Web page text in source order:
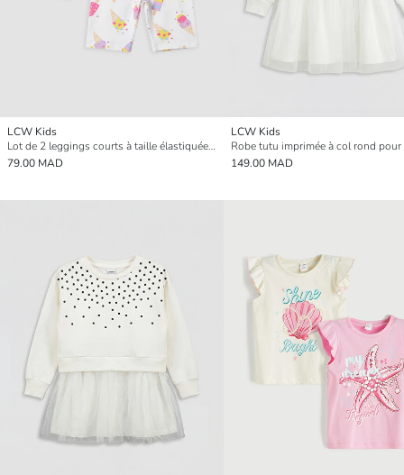
LCW Kids
Lot de 2 leggings courts à taille élastiquée pour fille
79.00 MAD
LCW Kids
Robe tutu imprimée à col rond pour
149.00 MAD